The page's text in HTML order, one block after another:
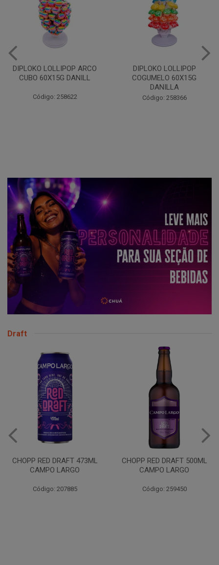
DIPLOKO LOLLIPOP
COGUMELO 60X15G
Código: 258366
DIPLOKO LOLLIPOP MONST
60X15G DANILLA
Draft
CHOPP RED DRAFT 473ML
CAMPO LARGO
Código: 207885
CHOPP RED DRAFT 500ML
CAMPO LARGO
Código: 259450